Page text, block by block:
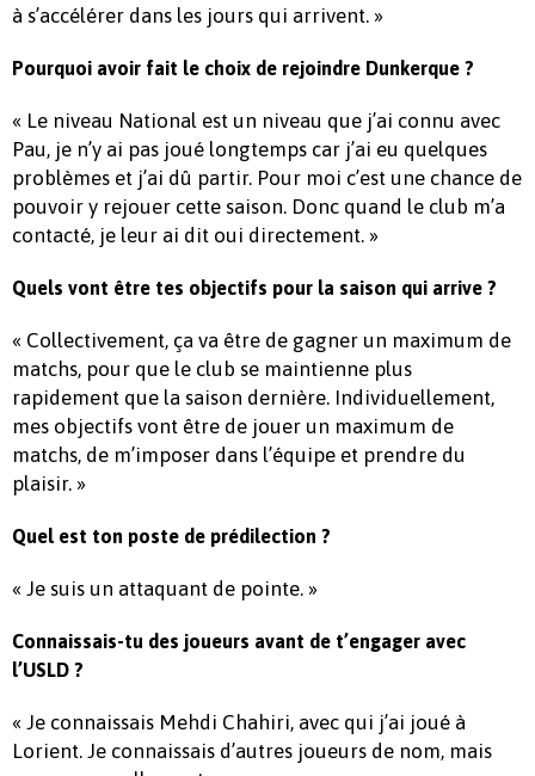
à s’accélérer dans les jours qui arrivent. »
Pourquoi avoir fait le choix de rejoindre Dunkerque ?
« Le niveau National est un niveau que j’ai connu avec
Pau, je n’y ai pas joué longtemps car j’ai eu quelques
problèmes et j’ai dû partir. Pour moi c’est une chance de
pouvoir y rejouer cette saison. Donc quand le club m’a
contacté, je leur ai dit oui directement. »
Quels vont être tes objectifs pour la saison qui arrive ?
« Collectivement, ça va être de gagner un maximum de
matchs, pour que le club se maintienne plus
rapidement que la saison dernière. Individuellement,
mes objectifs vont être de jouer un maximum de
matchs, de m’imposer dans l’équipe et prendre du
plaisir. »
Quel est ton poste de prédilection ?
« Je suis un attaquant de pointe. »
Connaissais-tu des joueurs avant de t’engager avec
l’USLD ?
« Je connaissais Mehdi Chahiri, avec qui j’ai joué à
Lorient. Je connaissais d’autres joueurs de nom, mais